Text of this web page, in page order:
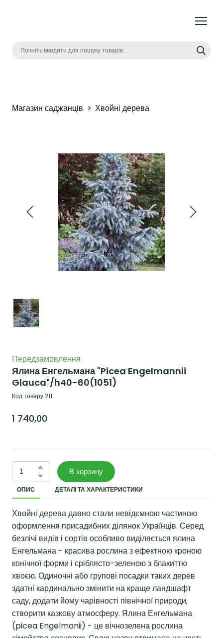
Магазин саджанців Хвойні дерева
Передзамовлення
Ялина Енгельмана "Picea Engelmannii
Glauca"/h40-60(1051)
Код товару 211
1 740,00
В корзину
ОПИС ДЕТАЛІ ТА ХАРАКТЕРИСТИКИ
Хвойні дерева давно стали невідємною частиною
оформлення присадибних ділянок Українців. Серед
безлічі видів і сортів особливо виділяється ялина
Енгельмана - красива рослина з ефектною кроною
конічної форми і сріблясто-зеленою з блакиттю
хвоєю. Одиночні або групові посадки таких дерев
здатні кардинально змінити на краще ландшафт
саду, додати йому чарівності північної природи,
створити казкову атмосферу. Ялина Енгельмана
(picea Engelmanii) - це вічнозелена рослина